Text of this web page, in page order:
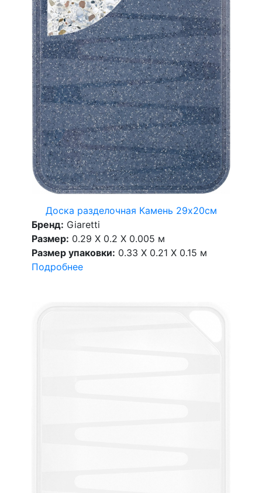
Доска разделочная Камень 29х20см
Бренд: Giaretti
Размер: 0.29 X 0.2 X 0.005 м
Размер упаковки: 0.33 X 0.21 X 0.15 м
Подробнее